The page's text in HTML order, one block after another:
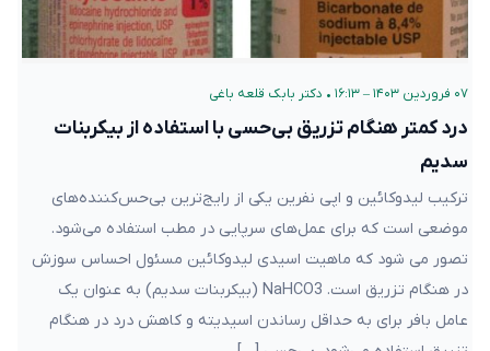
۰۷ فروردین ۱۴۰۳ – ۱۶:۱۳ • دکتر بابک قلعه‌ باغی
درد کمتر هنگام تزریق بی‌حسی با استفاده از بیکربنات
سدیم
ترکیب لیدوکائین و اپی نفرین یکی از رایج‌ترین بی‌حس‌کننده‌های
موضعی است که برای عمل‌های سرپایی در مطب استفاده می‌شود.
تصور می شود که ماهیت اسیدی لیدوکائین مسئول احساس سوزش
در هنگام تزریق است. NaHCO3 (بیکربنات سدیم) به عنوان یک
عامل بافر برای به حداقل رساندن اسیدیته و کاهش درد در هنگام